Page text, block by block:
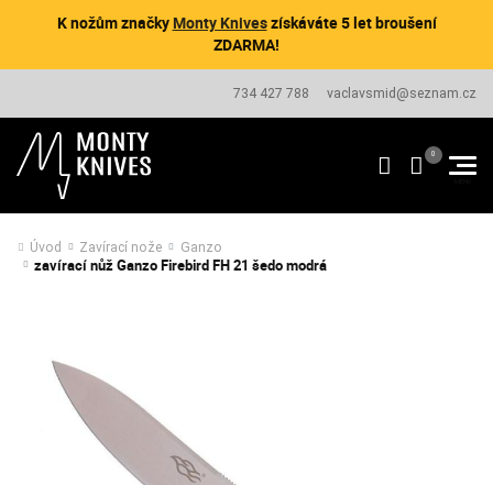
K nožům značkyMonty Kniveszískáváte 5 let broušení
ZDARMA!
734 427 788 vaclavsmid@seznam.cz
Úvod Zavírací nože Ganzo
zavírací nůž Ganzo Firebird FH 21 šedo modrá